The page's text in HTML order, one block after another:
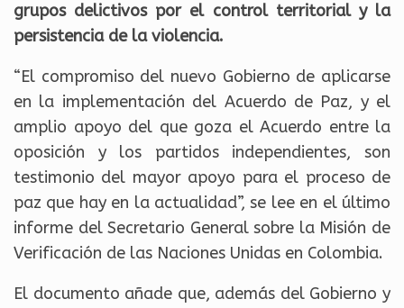
grupos delictivos por el control territorial y la
persistencia de la violencia.
“El compromiso del nuevo Gobierno de aplicarse
en la implementación del Acuerdo de Paz, y el
amplio apoyo del que goza el Acuerdo entre la
oposición y los partidos independientes, son
testimonio del mayor apoyo para el proceso de
paz que hay en la actualidad”, se lee en el último
informe del Secretario General sobre la Misión de
Verificación de las Naciones Unidas en Colombia.
El documento añade que, además del Gobierno y